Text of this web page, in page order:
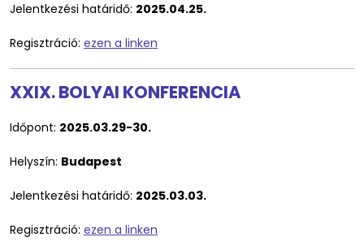
Jelentkezési határidő: 2025.04.25.
Regisztráció: ezen a linken
XXIX. BOLYAI KONFERENCIA
Időpont: 2025.03.29-30.
Helyszín: Budapest
Jelentkezési határidő: 2025.03.03.
Regisztráció: ezen a linken